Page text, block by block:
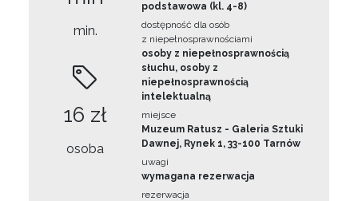
min.
16 zł
osoba
podstawowa (kl. 4-8)
dostępność dla osób
z niepełnosprawnościami
osoby z niepełnosprawnością
słuchu, osoby z
niepełnosprawnością
intelektualną
miejsce
Muzeum Ratusz - Galeria Sztuki
Dawnej, Rynek 1, 33-100 Tarnów
uwagi
wymagana rezerwacja
rezerwacja